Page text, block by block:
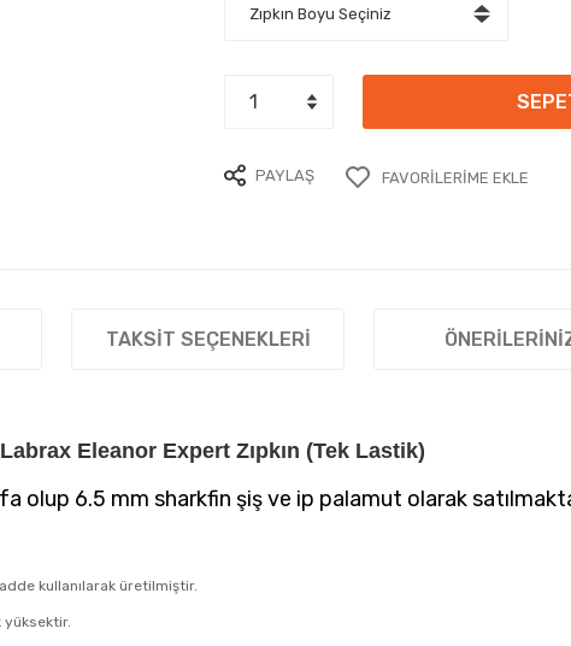
PAYLAŞ
TAKSIT SEÇENEKLERI
Labrax Eleanor Expert Zıpkın (Tek Lastik)
olup 6.5 mm sharkfin şiş ve ip palamut olarak
kullanılarak üretilmiştir.
yüksektir.